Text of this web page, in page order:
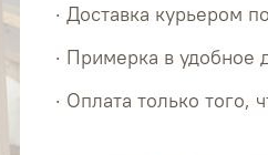
· Доставка курьером
· Примерка в удобное
· Оплата только того,